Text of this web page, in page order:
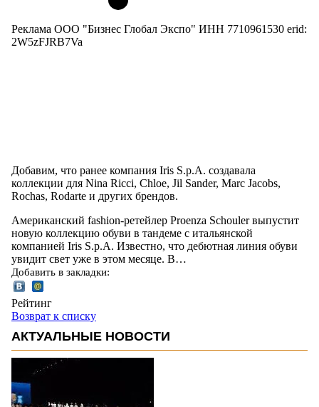
Реклама ООО "Бизнес Глобал Экспо" ИНН 7710961530 erid:
2W5zFJRB7Va
Добавим, что ранее компания Iris S.p.A. создавала
коллекции для Nina Ricci, Chloe, Jil Sander, Marc Jacobs,
Rochas, Rodarte и других брендов.
Американский fashion-ретейлер Proenza Schouler выпустит
новую коллекцию обуви в тандеме с итальянской
компанией Iris S.p.A. Известно, что дебютная линия обуви
увидит свет уже в этом месяце. В…
Добавить в закладки:
Рейтинг
Возврат к списку
АКТУАЛЬНЫЕ НОВОСТИ